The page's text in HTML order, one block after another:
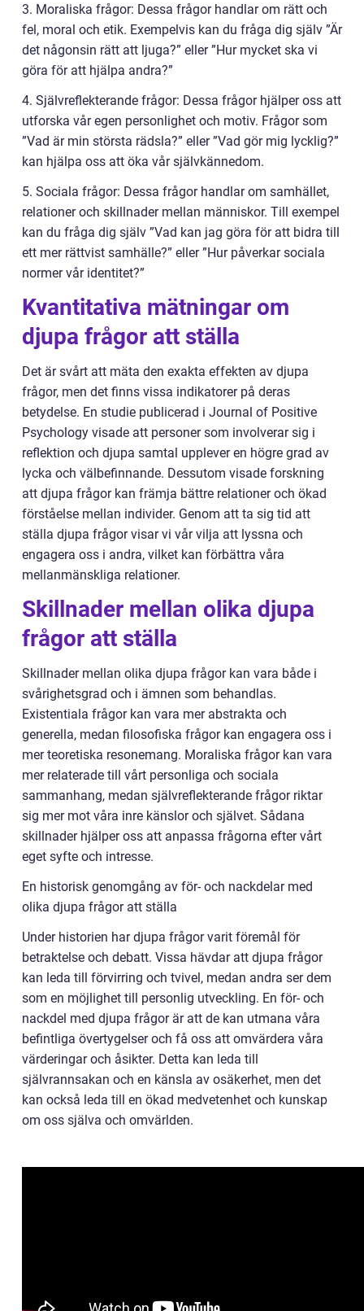
3. Moraliska frågor: Dessa frågor handlar om rätt och
fel, moral och etik. Exempelvis kan du fråga dig själv ”Är
det någonsin rätt att ljuga?” eller ”Hur mycket ska vi
göra för att hjälpa andra?”
4. Självreflekterande frågor: Dessa frågor hjälper oss att
utforska vår egen personlighet och motiv. Frågor som
”Vad är min största rädsla?” eller ”Vad gör mig lycklig?”
kan hjälpa oss att öka vår självkännedom.
5. Sociala frågor: Dessa frågor handlar om samhället,
relationer och skillnader mellan människor. Till exempel
kan du fråga dig själv ”Vad kan jag göra för att bidra till
ett mer rättvist samhälle?” eller ”Hur påverkar sociala
normer vår identitet?”
Kvantitativa mätningar om
djupa frågor att ställa
Det är svårt att mäta den exakta effekten av djupa
frågor, men det finns vissa indikatorer på deras
betydelse. En studie publicerad i Journal of Positive
Psychology visade att personer som involverar sig i
reflektion och djupa samtal upplever en högre grad av
lycka och välbefinnande. Dessutom visade forskning
att djupa frågor kan främja bättre relationer och ökad
förståelse mellan individer. Genom att ta sig tid att
ställa djupa frågor visar vi vår vilja att lyssna och
engagera oss i andra, vilket kan förbättra våra
mellanmänskliga relationer.
Skillnader mellan olika djupa
frågor att ställa
Skillnader mellan olika djupa frågor kan vara både i
svårighetsgrad och i ämnen som behandlas.
Existentiala frågor kan vara mer abstrakta och
generella, medan filosofiska frågor kan engagera oss i
mer teoretiska resonemang. Moraliska frågor kan vara
mer relaterade till vårt personliga och sociala
sammanhang, medan självreflekterande frågor riktar
sig mer mot våra inre känslor och självet. Sådana
skillnader hjälper oss att anpassa frågorna efter vårt
eget syfte och intresse.
En historisk genomgång av för- och nackdelar med
olika djupa frågor att ställa
Under historien har djupa frågor varit föremål för
betraktelse och debatt. Vissa hävdar att djupa frågor
kan leda till förvirring och tvivel, medan andra ser dem
som en möjlighet till personlig utveckling. En för- och
nackdel med djupa frågor är att de kan utmana våra
befintliga övertygelser och få oss att omvärdera våra
värderingar och åsikter. Detta kan leda till
självrannsakan och en känsla av osäkerhet, men det
kan också leda till en ökad medvetenhet och kunskap
om oss själva och omvärlden.